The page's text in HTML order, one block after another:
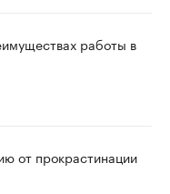
работы в
от прокрастинации